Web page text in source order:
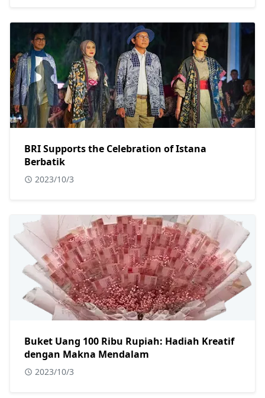
BRI Supports the Celebration of Istana
Berbatik
2023/10/3
Buket Uang 100 Ribu Rupiah: Hadiah Kreatif
dengan Makna Mendalam
2023/10/3